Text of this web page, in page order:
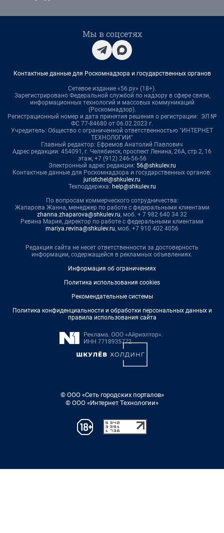
Мы в соцсетях
Контактные данные для Роскомнадзора и государственных органов
Сетевое издание «56.ру» (18+).
Зарегистрировано Федеральной службой по надзору в сфере связи,
информационных технологий и массовых коммуникаций
(Роскомнадзор).
Регистрационный номер и дата принятия решения о регистрации: ЭЛ №
ФС 77-84680 от 06.02.2023 г.
Учредитель: Общество с ограниченной ответственностью "ИНТЕРНЕТ
ТЕХНОЛОГИИ"
Главный редактор: Ефремов Анатолий Павлович
Адрес редакции: 454091, г. Челябинск, проспект Ленина, 26А, стр.2, 16
этаж, +7 (912) 246-56-56
Электронный адрес редакции: 56@shkulev.ru
Контактные данные для Роскомнадзора и государственных органов:
juristchel@shkulev.ru
Техподдержка: help@shkulev.ru
По вопросам коммерческого сотрудничества:
Жапарова Жанна, менеджер по работе с федеральными клиентами
zhanna.zhaparova@shkulev.ru, моб. + 7 982 640 34 32
Ревина Мария, директор по работе с федеральными клиентами
mariya.revina@shkulev.ru, моб. +7 910 402 4056
Редакция сайта не несет ответственности за достоверность
информации, содержащейся в рекламных объявлениях.
Информация об ограничениях
Политика использования cookies
Рекомендательные системы
Политика конфиденциальности и обработки персональных данных и
правила использования сайта
© ООО «Сеть городских порталов»
© ООО «Интернет Технологии»